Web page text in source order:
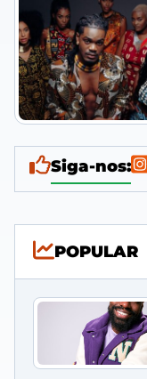
Siga-nos:
POPULAR